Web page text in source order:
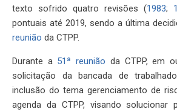
texto sofrido quatro revisões (1983;
pontuais até 2019, sendo a última
reunião da CTPP.
Durante a 51ª reunião da CTPP, em
solicitação da bancada de
inclusão do tema gerenciamento de
agenda da CTPP, visando solucionar